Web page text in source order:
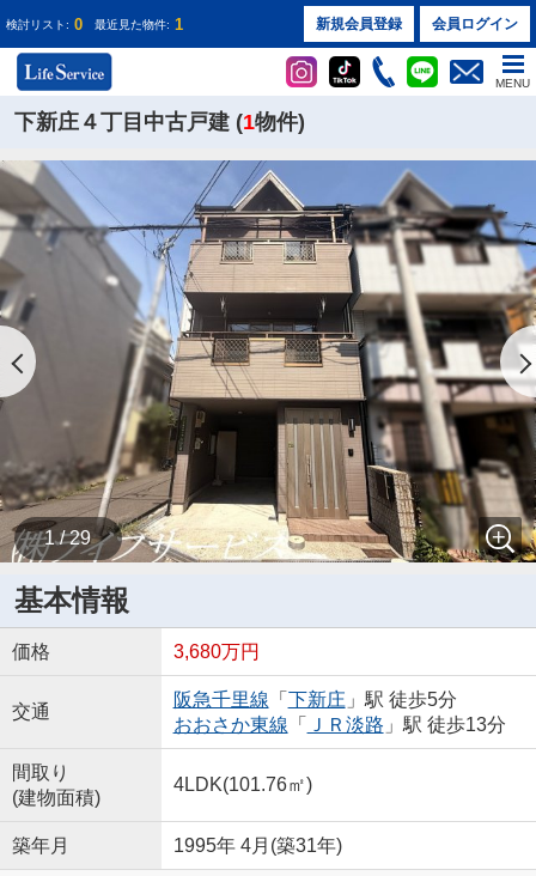
検討リスト: 0 最近見た物件: 1 新規会員登録 会員ログイン
MENU
下新庄４丁目中古戸建 (1物件)
1 / 29
基本情報
価格 3,680万円
交通
阪急千里線 「 下新庄 」駅 徒歩5分
おおさか東線 「 ＪＲ淡路 」駅 徒歩13分
間取り
(建物面積)
4LDK(101.76㎡)
築年月 1995年 4月(築31年)